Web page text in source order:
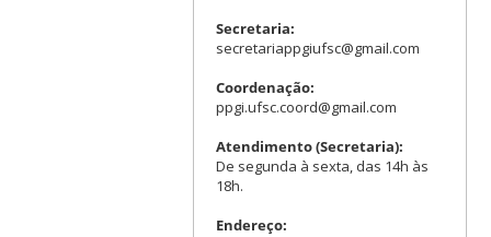
Secretaria:
secretariappgiufsc@gmail.com
Coordenação:
ppgi.ufsc.coord@gmail.com
Atendimento (Secretaria):
De segunda à sexta, das 14h às
18h.
Endereço: